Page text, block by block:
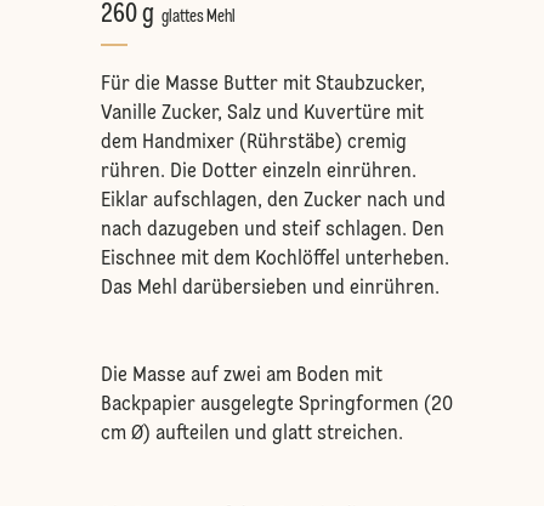
260 g glattes Mehl
Für die Masse Butter mit Staubzucker,
Vanille Zucker, Salz und Kuvertüre mit
dem Handmixer (Rührstäbe) cremig
rühren. Die Dotter einzeln einrühren.
Eiklar aufschlagen, den Zucker nach und
nach dazugeben und steif schlagen. Den
Eischnee mit dem Kochlöffel unterheben.
Das Mehl darübersieben und einrühren.
Die Masse auf zwei am Boden mit
Backpapier ausgelegte Springformen (20
cm Ø) aufteilen und glatt streichen.